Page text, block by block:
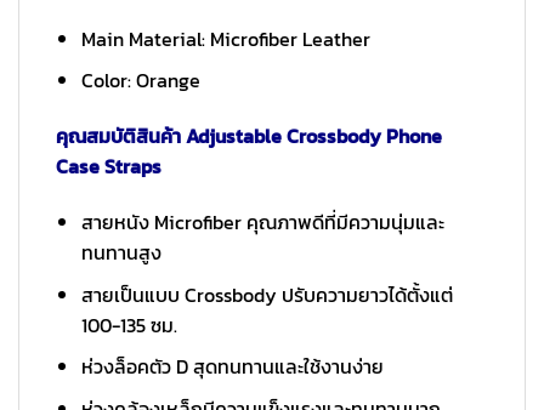
Main Material: Microfiber Leather
Color: Orange
คุณสมบัติสินค้า Adjustable Crossbody Phone
Case Straps
สายหนัง Microfiber คุณภาพดีที่มีความนุ่มและ
ทนทานสูง
สายเป็นแบบ Crossbody ปรับความยาวได้ตั้งแต่
100-135 ซม.
ห่วงล็อคตัว D สุดทนทานและใช้งานง่าย